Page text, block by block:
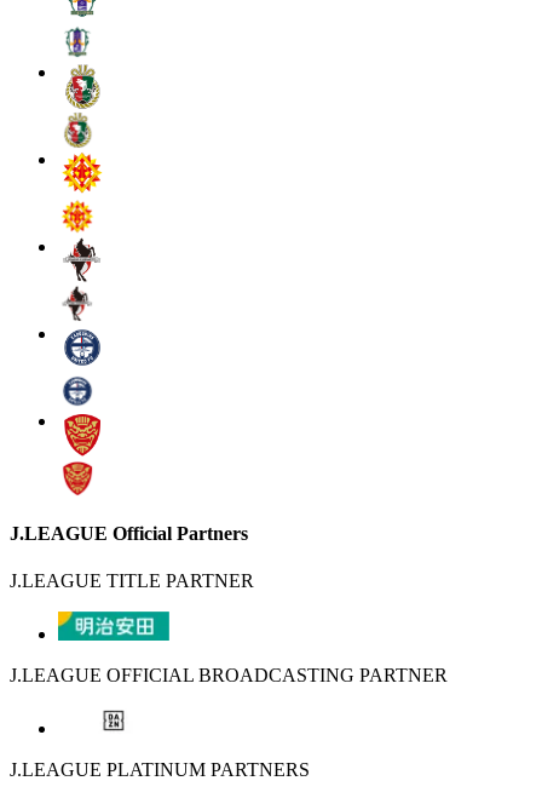
J.LEAGUE Official Partners
J.LEAGUE TITLE PARTNER
J.LEAGUE OFFICIAL BROADCASTING PARTNER
J.LEAGUE PLATINUM PARTNERS